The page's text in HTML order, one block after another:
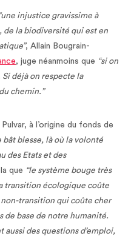
injustice gravissime à
de la biodiversité qui est en
, Allain Bougrain-
, juge néanmoins que “si on
déjà on respecte la
chemin.”
à l’origine du fonds de
bât blesse, là où la volonté
des Etats et des
que “le système bouge très
transition écologique coûte
non-transition qui coûte cher
de base de notre humanité.
des questions d’emploi,